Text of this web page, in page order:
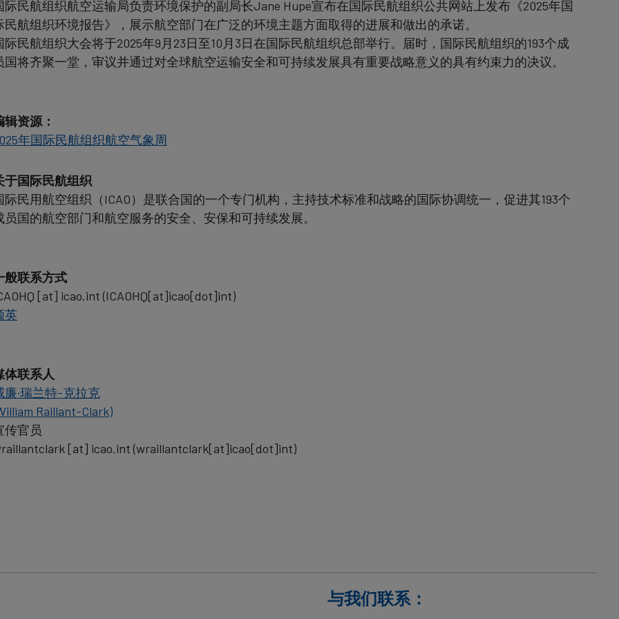
际民航组织航空运输局负责环境保护的副局长Jane Hupe宣布在国际民航组织公共网站上发布《2025年国
民航组织环境报告》，展示航空部门在广泛的环境主题方面取得的进展和做出的承诺。
际民航组织大会将于2025年9月23日至10月3日在国际民航组织总部举行。届时，国际民航组织的193个成
国将齐聚一堂，审议并通过对全球航空运输安全和可持续发展具有重要战略意义的具有约束力的决议。
辑资源：
年国际民航组织航空气象周
于国际民航组织
际民用航空组织（ICAO）是联合国的一个专门机构，主持技术标准和战略的国际协调统一，促进其193个
员国的航空部门和航空服务的安全、安保和可持续发展。
般联系方式
[at] icao.int(ICAOHQ[at]icao[dot]int)
英
体联系人
廉·瑞兰特-克拉克
Raillant-Clark)
传官员
[at] icao.int(wraillantclark[at]icao[dot]int)
与我们联系：